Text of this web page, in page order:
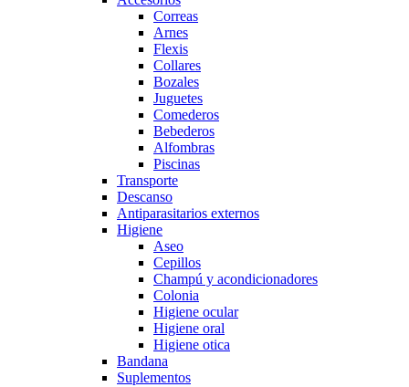
Correas
Arnes
Flexis
Collares
Bozales
Juguetes
Comederos
Bebederos
Alfombras
Piscinas
Transporte
Descanso
Antiparasitarios externos
Higiene
Aseo
Cepillos
Champú y acondicionadores
Colonia
Higiene ocular
Higiene oral
Higiene otica
Bandana
Suplementos